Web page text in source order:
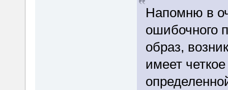
Напомню в
ошибочного
образ,
имеет